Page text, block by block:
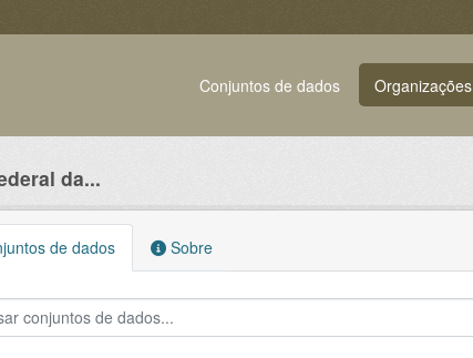
Conjuntos de dados Organizações
da...
de dados Sobre